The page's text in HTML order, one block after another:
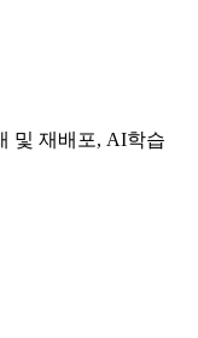
및 재배포, AI학습